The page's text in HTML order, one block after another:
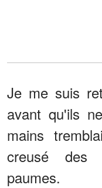
Je me suis
avant qu'ils
mains
creusé des
paumes.